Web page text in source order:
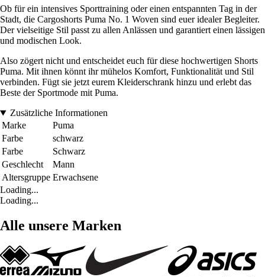
Ob für ein intensives Sporttraining oder einen entspannten Tag in der
Stadt, die Cargoshorts Puma No. 1 Woven sind euer idealer Begleiter.
Der vielseitige Stil passt zu allen Anlässen und garantiert einen lässigen
und modischen Look.
Also zögert nicht und entscheidet euch für diese hochwertigen Shorts
Puma. Mit ihnen könnt ihr mühelos Komfort, Funktionalität und Stil
verbinden. Fügt sie jetzt eurem Kleiderschrank hinzu und erlebt das
Beste der Sportmode mit Puma.
Zusätzliche Informationen
Marke
Puma
Farbe
schwarz
Farbe
Schwarz
Geschlecht
Mann
Altersgruppe Erwachsene
Loading...
Loading...
Alle unsere Marken